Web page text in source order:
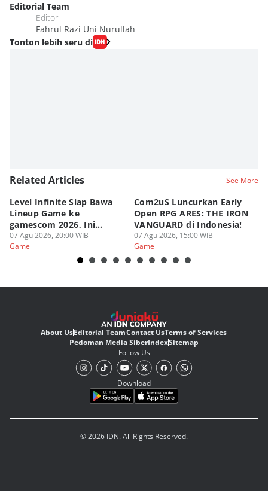
Editorial Team
Editor
Fahrul Razi Uni Nurullah
Tonton lebih seru di
Related Articles See More
Level Infinite Siap Bawa
Lineup Game ke
gamescom 2026, Ini
Judulnya!
07 Agu 2026, 20:00 WIB
Game
Com2uS Luncurkan Early
Open RPG ARES: THE IRON
VANGUARD di Indonesia!
07 Agu 2026, 15:00 WIB
Game
About UsEditorial TeamContact UsTerms of Services
Pedoman Media SiberIndexSitemap
Follow Us
Download
© 2026 IDN. All Rights Reserved.